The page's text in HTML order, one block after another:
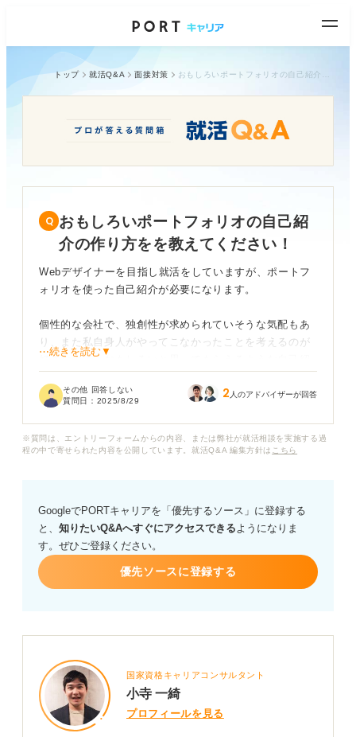
トップ 就活Q&A 面接対策
おもしろいポートフォリオの自己紹
介の作り方をを教えてください！
Webデザイナーを目指し就活をしていますが、ポートフ
ォリオを使った自己紹介が必要になります。
個性的な会社で、独創性が求められていそうな気配もあ
り、また私自身人がやってこなかったことを考えるのが
好きなので、おもしろいと思ってもらえるような自己紹
すか？
ですが、もしなくても、「こんな自己紹介だったら目を
引きそう！」などと思われる特徴があれば教えていただ
きたいです！
⋯続きを読む▼
その他 回答しない
質問日： 2025/8/29 2 人のアドバイザーが回答
※質問は、エントリーフォームからの内容、または弊社が就活相談を実施する過
程の中で寄せられた内容を公開しています。就活Q&A 編集方針は こちら
GoogleでPORTキャリアを「優先するソース」に登録する
と、 知りたいQ&Aへすぐにアクセスできるようになりま
す。ぜひご登録ください。
優先ソースに登録する
国家資格キャリアコンサルタント
小寺 一綺
プロフィールを見る